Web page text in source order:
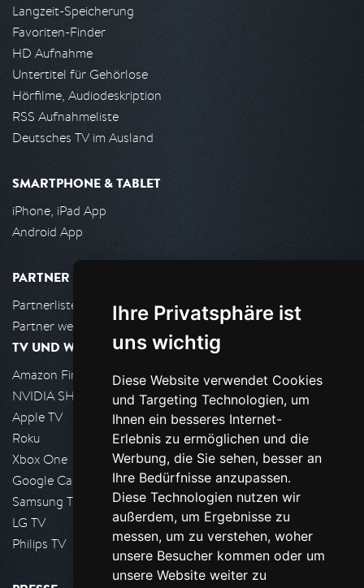
Ihre Privatsphäre ist
uns wichtig
Diese Website verwendet Cookies
und Targeting Technologien, um
Ihnen ein besseres Internet-
Erlebnis zu ermöglichen und die
Werbung, die Sie sehen, besser an
Ihre Bedürfnisse anzupassen.
Diese Technologien nutzen wir
außerdem, um Ergebnisse zu
messen, um zu verstehen, woher
unsere Besucher kommen oder um
unsere Website weiter zu
Langzeit-Speicherung
Favoriten-Finder
HD Aufnahme
Untertitel für Gehörlose
Hörfilme, Audiodeskription
RSS Aufnahmeliste
Deutsches TV im Ausland
SMARTPHONE & TABLET
iPhone, iPad App
Android App
PARTNER
Partnerliste
Partner werden
TV UND WOHNZIMMER
Amazon FireTV
NVIDIA SHIELD, Google TV
Apple TV
Roku
Xbox One
Google Cast
Samsung TV
LG TV
Philips TV